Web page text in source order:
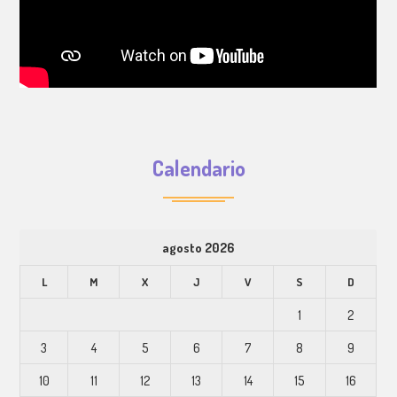
Calendario
agosto 2026
L M X J V S D
1 2
3 4 5 6 7 8 9
10 11 12 13 14 15 16